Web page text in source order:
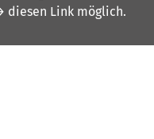
diesen Link möglich.